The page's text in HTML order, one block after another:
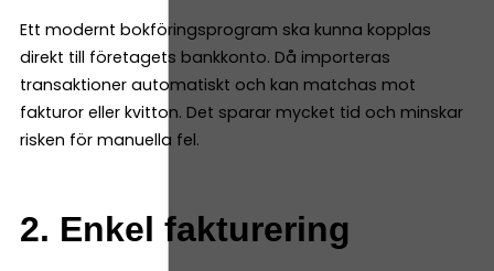
Ett modernt bokföringsprogram ska kunna kopplas
direkt till företagets bankkonto. Då importeras
transaktioner automatiskt och kan matchas mot
fakturor eller kvitton. Det sparar mycket tid och minskar
risken för manuella fel.
2. Enkel fakturering